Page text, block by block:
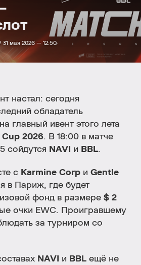
31 мая 2026 — 12:50
настал: сегодня
обладатель
главный ивент этого лета
Cup 2026. В 18:00 в матче
сойдутся NAVI и BBL.
с Karmine Corp и Gentle
в Париж, где будет
фонд в размере $ 2
очки EWC. Проигравшему
за турниром со
NAVI и BBL ещё не